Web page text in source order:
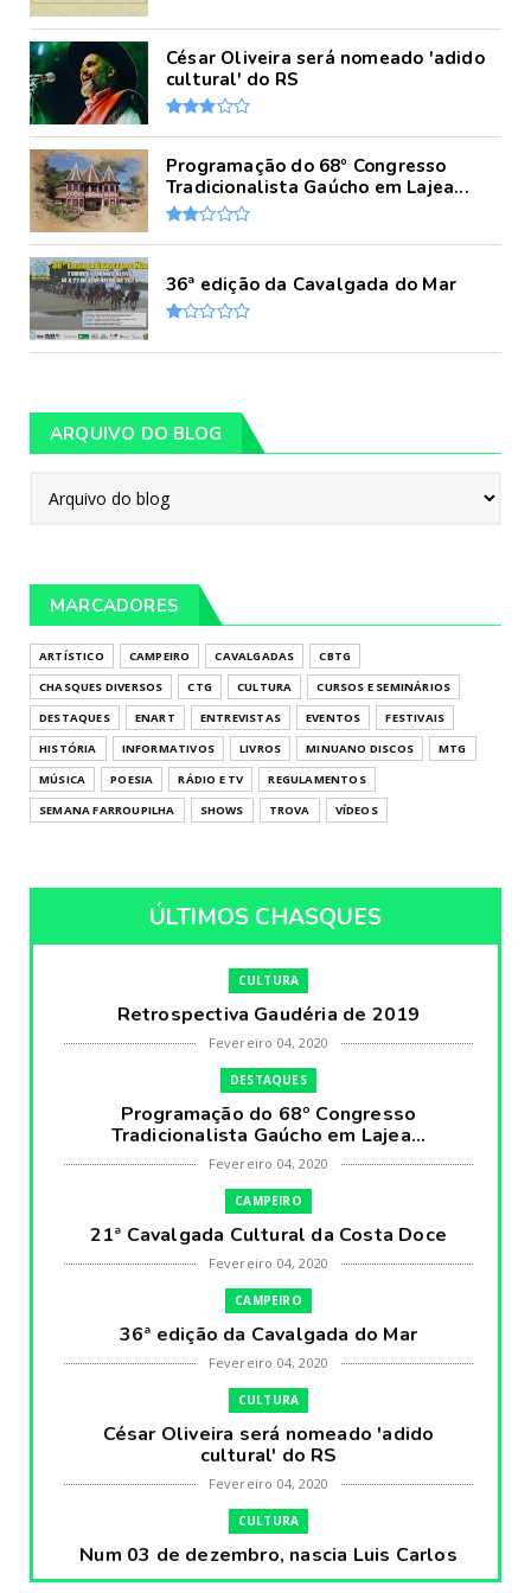
César Oliveira será nomeado 'adido
cultural' do RS
Programação do 68º Congresso
Tradicionalista Gaúcho em Lajea...
36ª edição da Cavalgada do Mar
ARQUIVO DO BLOG
MARCADORES
ARTÍSTICO CAMPEIRO CAVALGADAS
CBTG
CHASQUES DIVERSOS
CTG CULTURA
CURSOS E SEMINÁRIOS
DESTAQUES
ENART ENTREVISTAS EVENTOS
FESTIVAIS
HISTÓRIA
INFORMATIVOS LIVROS MINUANO DISCOS
MTG
MÚSICA
POESIA RÁDIO E TV
REGULAMENTOS
SEMANA FARROUPILHA
SHOWS TROVA VÍDEOS
ÚLTIMOS CHASQUES
CULTURA
Retrospectiva Gaudéria de 2019
Fevereiro 04, 2020
DESTAQUES
Programação do 68º Congresso
Tradicionalista Gaúcho em Lajea...
Fevereiro 04, 2020
CAMPEIRO
21ª Cavalgada Cultural da Costa Doce
Fevereiro 04, 2020
CAMPEIRO
36ª edição da Cavalgada do Mar
Fevereiro 04, 2020
CULTURA
César Oliveira será nomeado 'adido
cultural' do RS
Fevereiro 04, 2020
CULTURA
Num 03 de dezembro, nascia Luis Carlos
Prestes, o Cavaleiro ...